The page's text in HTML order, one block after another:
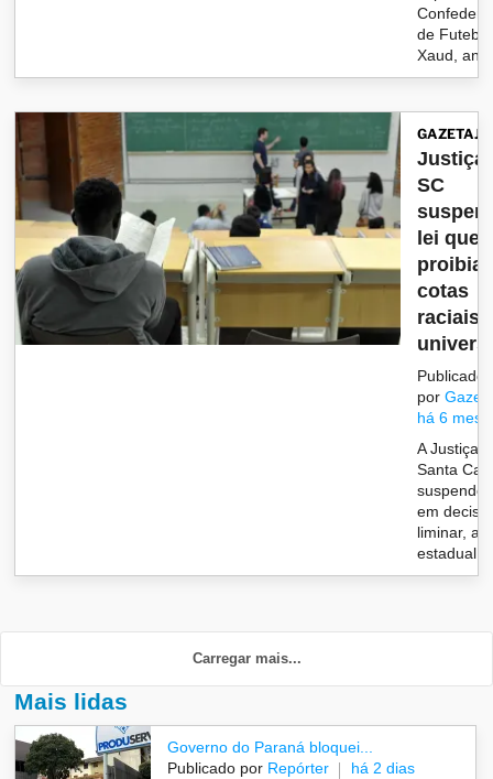
de
Xaud, an...
Justiça
SC
lei que
proibia
cotas
raciais
Publicado
por
há 6
A Justiça
Santa
em
liminar, a
estadual...
Carregar mais...
Mais lidas
Governo do Paraná bloquei...
Publicado por Repórter há 2 dias